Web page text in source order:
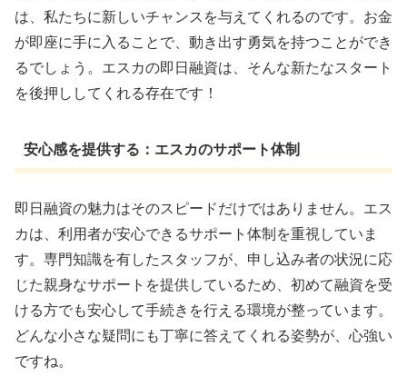
は、私たちに新しいチャンスを与えてくれるのです。お金
が即座に手に入ることで、動き出す勇気を持つことができ
るでしょう。エスカの即日融資は、そんな新たなスタート
を後押ししてくれる存在です！
安心感を提供する：エスカのサポート体制
即日融資の魅力はそのスピードだけではありません。エス
カは、利用者が安心できるサポート体制を重視していま
す。専門知識を有したスタッフが、申し込み者の状況に応
じた親身なサポートを提供しているため、初めて融資を受
ける方でも安心して手続きを行える環境が整っています。
どんな小さな疑問にも丁寧に答えてくれる姿勢が、心強い
ですね。